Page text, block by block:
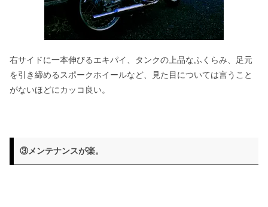
右サイドに一本伸びるエキパイ、タンクの上品なふくらみ、足元
を引き締めるスポークホイールなど、見た目については言うこと
がないほどにカッコ良い。
③メンテナンスが楽。